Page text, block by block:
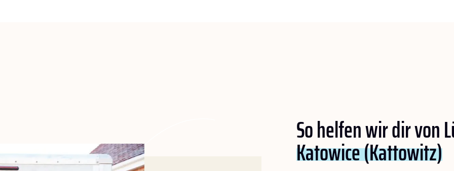
So helfen wir dir von
Katowice (Kattowitz)